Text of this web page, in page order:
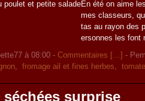
En été on aime
mes classeurs,
tas au rayon des
ersonnes les font
à 08:00 -Commentaires […] -
,fromage ail et fines herbes,
séchées surprise